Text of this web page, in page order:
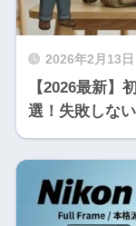
2026年2月13日
【2026最新】
選！失敗しな